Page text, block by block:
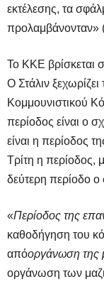
εκτέλεσης, τα
προλαμβάνονταν»
Το ΚΚΕ βρίσκεται
Ο Στάλιν
Κομμουνιστικού
περίοδος είναι ο
είναι η περίοδος
Τρίτη η περίοδος,
δεύτερη περίοδο ο
«Περίοδος της
καθοδήγηση του
απόοργάνωση της
οργάνωση των